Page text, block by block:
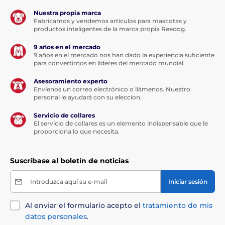
amor...
Gracias a su función multiposición,
la cinta no se
en cualquier dirección, pero ni siquiera un
movimiento brusco le quitará el control de la cinta.
Nuestra propia marca
Fabricamos y vendemos artículos para mascotas y
productos inteligentes de la marca propia Reedog.
9 años en el mercado
9 años en el mercado nos han dado la experiencia suficiente
para convertirnos en líderes del mercado mundial.
Asesoramiento experto
Envíenos un correo electrónico o llámenos. Nuestro
personal le ayudará con su eleccion.
Servicio de collares
El servicio de collares es un elemento indispensable que le
proporciona lo que necesita.
Suscríbase al boletín de noticias
Introduzca aquí su e-mail Iniciar sesión
Al enviar el formulario acepto el tratamiento de mis
datos personales.